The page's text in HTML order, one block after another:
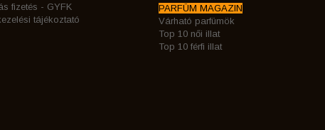
fizetés - GYFK
tájékoztató
PARFÜM MAGAZIN
Várható parfümök
Top 10 női illat
Top 10 férfi illat